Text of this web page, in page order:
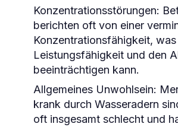
Konzentrationsstörungen:
berichten oft von einer
Konzentrationsfähigkeit,
Leistungsfähigkeit und den
beeinträchtigen kann.
Allgemeines Unwohlsein:
krank durch Wasseradern
oft insgesamt schlecht und